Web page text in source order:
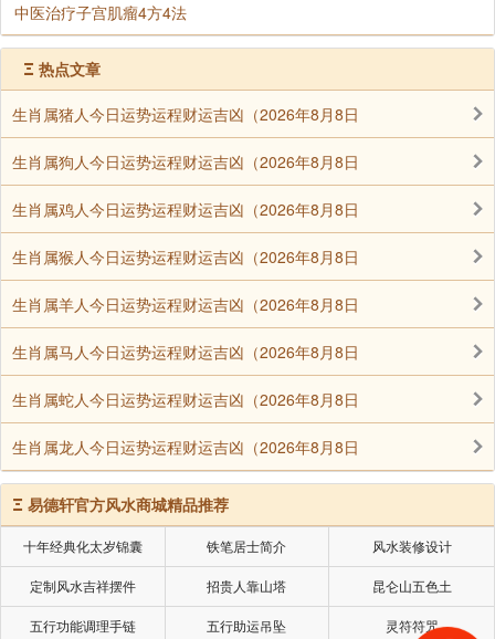
里。
新娘子还梳着头，鬼魂就附体了。新娘子说北平话，
王小姐说的是南京话。可是现在新娘子说起南京话来，
闹了半天。家里护院、师爷、会念咒的、画符，都拿牠
没办法。后来拿筷子搁水碗里，才说出来是王小姐。
就这样闹了好久才煺，以后天天来。我先君气了，就
说，这与新娘子什么相干?就冲我来吧!正梳辫子呢，鬼
就上了我先君身上。天天闹。
王木斋跑到江西龙虎山把张天师请来。张天师看了说
是宿孽，是宿世的冤孽，他没法解。于是只好由外婆
家、先祖、王木斋叁家写表，说王小姐是先君的元配，
将来我母亲生孩子，不管是男是女，都得给王小姐，而
且要永远祭念她。还到庙里去焚表。
王小姐还闹，可是没那么凶了。我母亲怀孕了，怀着
我姐姐。家人哄着王小姐，说别闹了!肚里的孩子是给妳
的!就这样哄她、求她。
先君当时是个监生，想回北平兵部候补。当时兵部尚
书奕谟是先君的姑丈，先君姑妈没儿没女的，就要他回
中医治疗子宫肌瘤4方4法
Ξ 热点文章
生肖属猪人今日运势运程财运吉凶（2026年8月8日
生肖属狗人今日运势运程财运吉凶（2026年8月8日
生肖属鸡人今日运势运程财运吉凶（2026年8月8日
生肖属猴人今日运势运程财运吉凶（2026年8月8日
生肖属羊人今日运势运程财运吉凶（2026年8月8日
生肖属马人今日运势运程财运吉凶（2026年8月8日
生肖属蛇人今日运势运程财运吉凶（2026年8月8日
生肖属龙人今日运势运程财运吉凶（2026年8月8日
Ξ 易德轩官方风水商城精品推荐
十年经典化太岁锦囊 铁笔居士简介 风水装修设计
定制风水吉祥摆件 招贵人靠山塔 昆仑山五色土
五行功能调理手链 五行助运吊坠 灵符符咒